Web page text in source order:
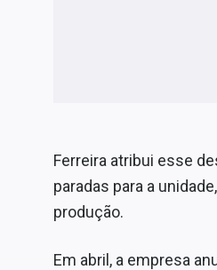
Ferreira atribui esse
paradas para a
produção.
Em abril, a empresa